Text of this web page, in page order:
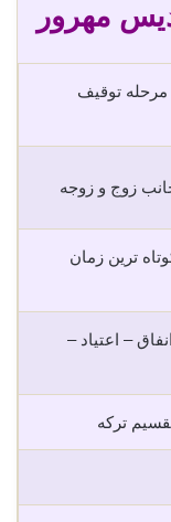
مهرور
مرحله توقیف
زوج و زوجه
ترین زمان
– اعتیاد –
ترکه